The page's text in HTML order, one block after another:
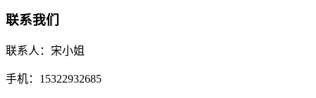
联系我们
联系人：宋小姐
手机：15322932685